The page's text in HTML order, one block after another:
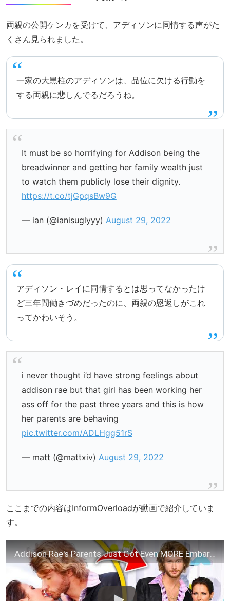
両親の公開ケンカを受けて、アディソンに同情する声がた
くさん見られました。
一家の大黒柱のアディソンは、品位に欠ける行動を
する両親に悲しんでるだろうね。
It must be so horrifying for Addison being the
breadwinner and getting her family wealth just
to watch them publicly lose their dignity.
https://t.co/tjGpqsBw9G
— ian (@ianisuglyyy) August 29, 2022
アディソン・レイに同情するとは思ってなかったけ
ど三年間働きづめだったのに、両親の恩返しがこれ
ってかわいそう。
i never thought i’d have strong feelings about
addison rae but that girl has been working her
ass off for the past three years and this is how
her parents are behaving
pic.twitter.com/ADLHgg51rS
— matt (@mattxiv) August 29, 2022
ここまでの内容はInformOverloadが動画で紹介していま
す。
Addison Rae's Parents Just Got Even MORE Embarrassing